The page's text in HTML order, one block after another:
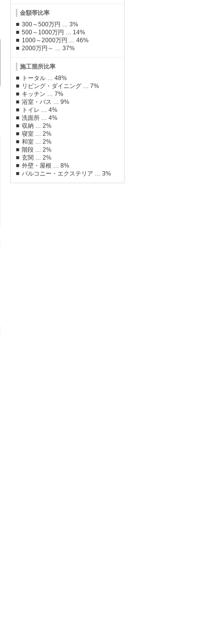
東京都 Iさん
金額帯比率
300～500万円 … 3%
500～1000万円 … 14%
1000～2000万円 … 46%
2000万円～ … 37%
施工箇所比率
トータル … 48%
リビング・ダイニング … 7%
キッチン … 7%
浴室・バス … 9%
トイレ … 4%
洗面所 … 4%
収納 … 2%
寝室 … 2%
和室 … 2%
階段 … 2%
玄関 … 2%
外壁・屋根 … 8%
バルコニー・エクステリア … 3%